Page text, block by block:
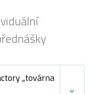
„továrna